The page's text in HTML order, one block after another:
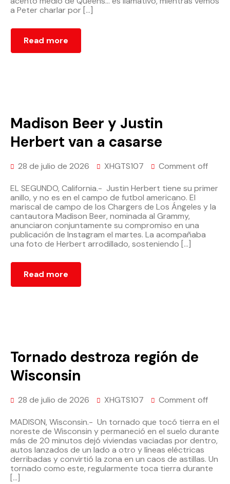
a Peter charlar por […]
Read more
Madison Beer y Justin
Herbert van a casarse
28 de julio de 2026 XHGTS107 Comment off
EL SEGUNDO, California.- Justin Herbert tiene su primer
anillo, y no es en el campo de futbol americano. El
mariscal de campo de los Chargers de Los Ángeles y la
cantautora Madison Beer, nominada al Grammy,
anunciaron conjuntamente su compromiso en una
publicación de Instagram el martes. La acompañaba
una foto de Herbert arrodillado, sosteniendo […]
Read more
Tornado destroza región de
Wisconsin
28 de julio de 2026 XHGTS107 Comment off
MADISON, Wisconsin.- Un tornado que tocó tierra en el
noreste de Wisconsin y permaneció en el suelo durante
más de 20 minutos dejó viviendas vaciadas por dentro,
autos lanzados de un lado a otro y líneas eléctricas
derribadas y convirtió la zona en un caos de astillas. Un
tornado como este, regularmente toca tierra durante
[…]